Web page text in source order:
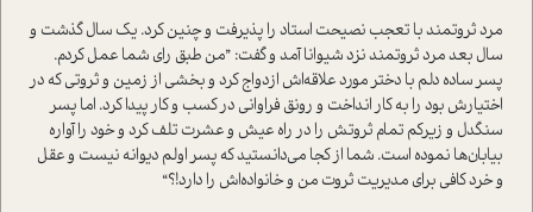
مرد ثروتمند با تعجب نصیحت استاد را پذیرفت و چنین کرد. یک سال گذشت و
سال بعد مرد ثروتمند نزد شیوانا آمد و گفت: ”من طبق رای شما عمل کردم.
پسر ساده دلم با دختر مورد علاقه‌اش ازدواج کرد و بخشی از زمین و ثروتی که در
اختیارش بود را به کار انداخت و رونق فراوانی در کسب و کار پیدا کرد. اما پسر
سنگدل و زیرکم تمام ثروتش را در راه عیش و عشرت تلف کرد و خود را آواره
بیابان‌ها نموده است. شما از کجا می‌دانستید که پسر اولم دیوانه نیست و عقل
و خرد کافی برای مدیریت ثروت من و خانواده‌اش را دارد!؟“